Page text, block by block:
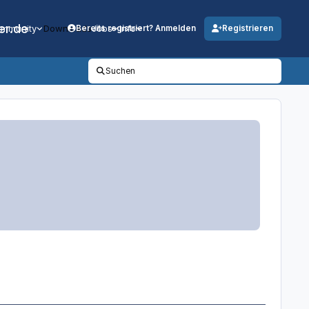
DownloadsJobs Info
Bereits registriert? Anmelden Registrieren
Suchen